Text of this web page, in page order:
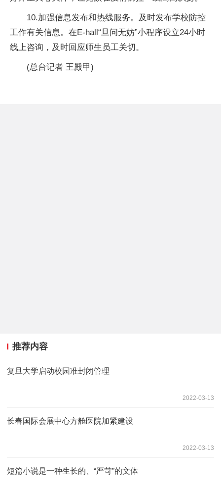
10.加强信息发布和热线服务。及时发布学校防控
工作有关信息。在E-hall“旦问无妨”小程序设立24小时
线上咨询，及时回应师生员工关切。
(总台记者 王殿甲)
推荐内容
复旦大学启动校园准封闭管理
2022-03-13
长春国际会展中心方舱医院加紧建设
2022-03-13
短篇小说是一种生长的、“严苛”的文体